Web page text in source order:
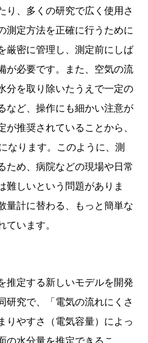
り、多くの研究で広く使用さ
測定方法を正確に行うために
厳密に管理し、測定前にしば
が必要です。また、空気の流
分を取り除いたうえで一定の
など、操作にも細かい注意が
推奨されていることから、
なります。このように、測
ため、病院などの現場や日常
難しいという問題がありま
量計に替わる、もっと簡単な
います。
推定する新しいモデルを開発
研究で、「電気の流れにくさ
りやすさ（電気容量）によっ